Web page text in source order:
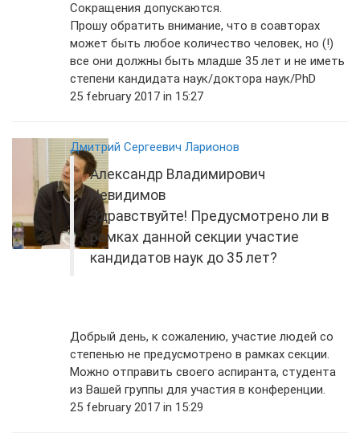
Сокращения допускаются.
Прошу обратить внимание, что в соавторах
может быть любое количество человек, но (!)
все они должны быть младше 35 лет и не иметь
степени кандидата наук/доктора наук/PhD
25 february 2017 in 15:27
Дмитрий Сергеевич Ларионов
Александр Владимирович
Невидимов
Здравствуйте! Предусмотрено ли в
рамках данной секции участие
кандидатов наук до 35 лет?
Добрый день, к сожалению, участие людей со
степенью не предусмотрено в рамках секции.
Можно отправить своего аспиранта, студента
из Вашей группы для участия в конференции.
25 february 2017 in 15:29